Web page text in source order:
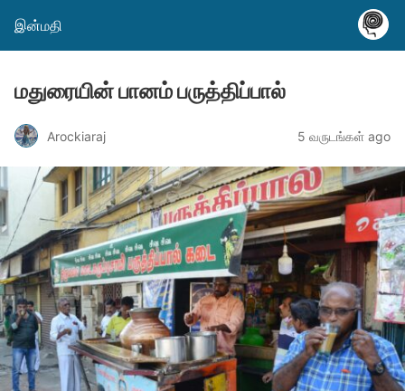
இன்மதி
மதுரையின் பானம் பருத்திப்பால்
Arockiaraj 5 வருடங்கள் ago